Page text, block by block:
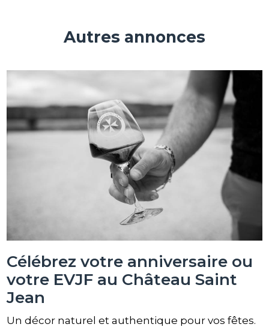
Autres annonces
Célébrez votre anniversaire ou
votre EVJF au Château Saint
Jean
Un décor naturel et authentique pour vos fêtes.